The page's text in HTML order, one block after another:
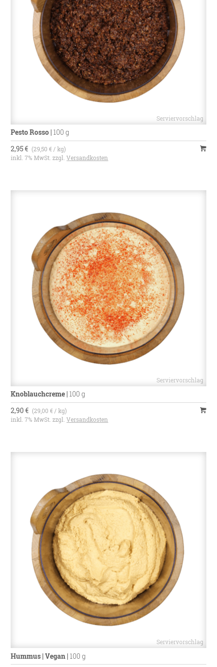
Pesto Rosso |100 g
2,95 € (29,50 € / kg)
inkl. 7% MwSt. zzgl.Versandkosten
Knoblauchcreme |100 g
2,90 € (29,00 € / kg)
inkl. 7% MwSt. zzgl.Versandkosten
Hummus | Vegan |100 g